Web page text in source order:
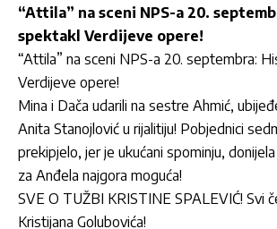
“Attila” na sceni NPS-a 20.
spektakl Verdijeve opere!
“Attila” na sceni NPS-a 20. septembra:
Verdijeve opere!
Mina i Dača udarili na sestre Ahmić,
Anita Stanojlović u rijalitiju! Pobjednici
prekipjelo, jer je ukućani spominju,
za Anđela najgora moguća!
SVE O TUŽBI KRISTINE SPALEVIĆ! Svi
Kristijana Golubovića!